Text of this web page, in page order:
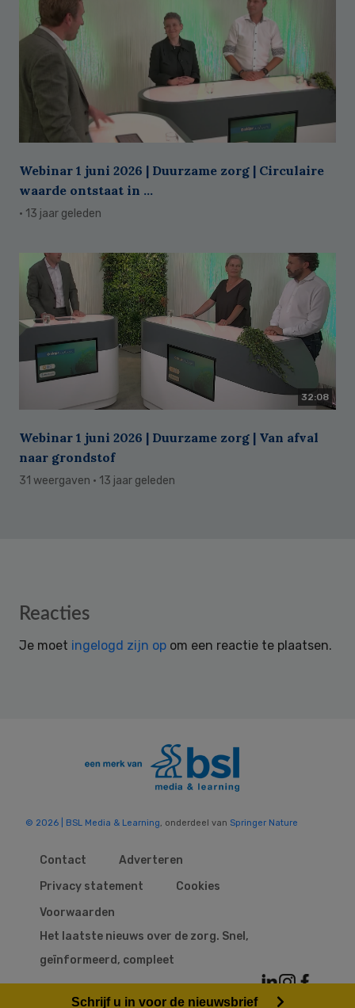
Webinar 1 juni 2026 | Duurzame zorg | Circulaire
waarde ontstaat in ...
· 13 jaar geleden
32:08
Webinar 1 juni 2026 | Duurzame zorg | Van afval
naar grondstof
31 weergaven · 13 jaar geleden
Reader
Reacties
Je moet ingelogd zijn op om een reactie te plaatsen.
© 2026 | BSL Media & Learning , onderdeel van Springer Nature
Contact
Adverteren
Privacy statement
Cookies
Voorwaarden
Het laatste nieuws over de zorg. Snel,
geïnformeerd, compleet
Schrijf u in voor de nieuwsbrief